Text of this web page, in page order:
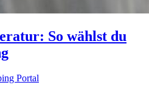
So wählst du
Portal